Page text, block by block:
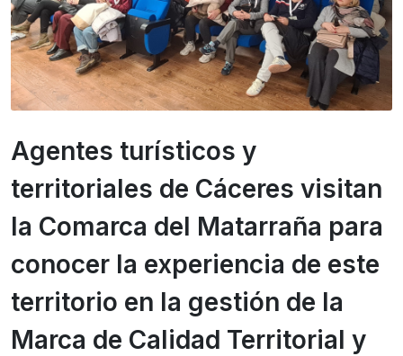
Agentes turísticos y
territoriales de Cáceres visitan
la Comarca del Matarraña para
conocer la experiencia de este
territorio en la gestión de la
Marca de Calidad Territorial y